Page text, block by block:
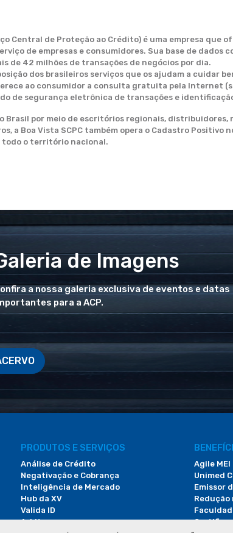
Central de Proteção ao Crédito) é uma empresa
de empresas e consumidores. Sua base de
de 42 milhões de transações de negócios por dia.
dos brasileiros serviços que os ajudam a cuidar
ao consumidor a consulta gratuita pela Internet
de segurança eletrônica de transações e
Brasil por meio de escritórios regionais,
a Boa Vista SCPC também opera o Cadastro
o território nacional.
de Imagens
a nossa galeria exclusiva de eventos e datas
para a ACP.
PRODUTOS E SERVIÇOS
Análise de Crédito
Negativação e Cobrança
Inteligência de Mercado
Hub da XV
Valida ID
Arbitac
Agile MEI
Unimed
Emissor
Redução